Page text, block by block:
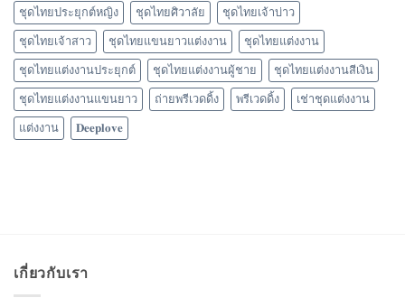
ชุดไทยประยุกต์หญิง ชุดไทยศิวาลัย ชุดไทยเจ้าบ่าว
ชุดไทยเจ้าสาว ชุดไทยแขนยาวแต่งงาน ชุดไทยแต่งงาน
ชุดไทยแต่งงานประยุกต์ ชุดไทยแต่งงานผู้ชาย ชุดไทยแต่งงานสีเงิน
ชุดไทยแต่งงานแขนยาว ถ่ายพรีเวดดิ้ง พรีเวดดิ้ง เช่าชุดแต่งงาน
แต่งงาน 𝐃𝐞𝐞𝐩𝐥𝐨𝐯𝐞
เกี่ยวกับเรา